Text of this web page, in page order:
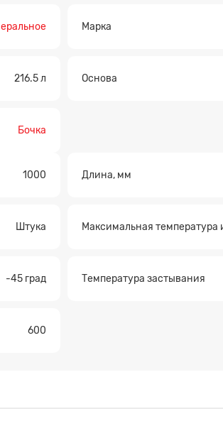
Марка
216.5 л Основа
Бочка
1000 Длина, мм
Штука Максимальная температура
-45 град Температура застывания
600